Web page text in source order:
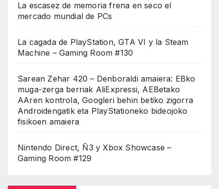
La escasez de memoria frena en seco el
mercado mundial de PCs
La cagada de PlayStation, GTA VI y la Steam
Machine – Gaming Room #130
Sarean Zehar 420 – Denboraldi amaiera: EBko
muga-zerga berriak AliExpressi, AEBetako
AAren kontrola, Googleri behin betiko zigorra
Androidengatik eta PlayStationeko bideojoko
fisikoen amaiera
Nintendo Direct, Ñ3 y Xbox Showcase –
Gaming Room #129